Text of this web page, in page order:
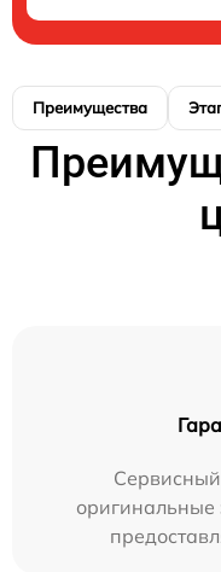
Преимущества
оригинальные